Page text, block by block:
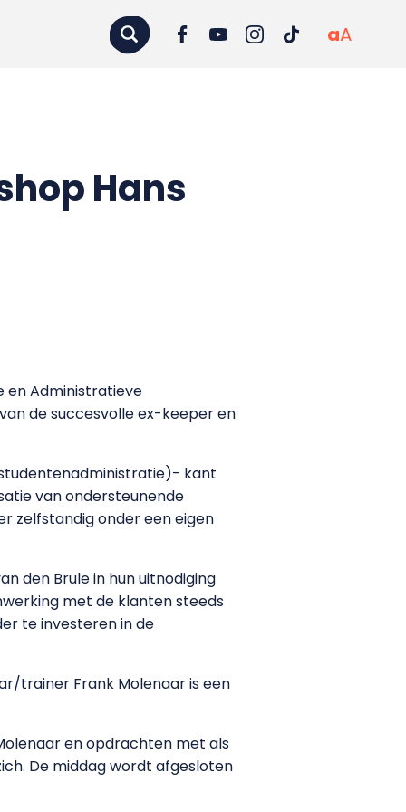
aA
Hans
en Administratieve
de succesvolle ex-keeper en
kant
van ondersteunende
zelfstandig onder een eigen
den Brule in hun uitnodiging
met de klanten steeds
te investeren in de
trainer Frank Molenaar is een
en opdrachten met als
De middag wordt afgesloten